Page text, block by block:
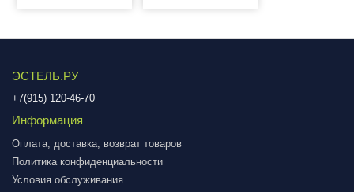
ЭСТЕЛЬ.РУ
+7(915) 120-46-70
Информация
Оплата, доставка, возврат товаров
Политика конфиденциальности
Условия обслуживания